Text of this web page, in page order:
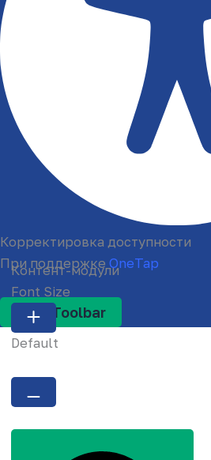
Корректировка доступности
При поддержке OneTap
Hide Toolbar
Контент-модули
Font Size
Default